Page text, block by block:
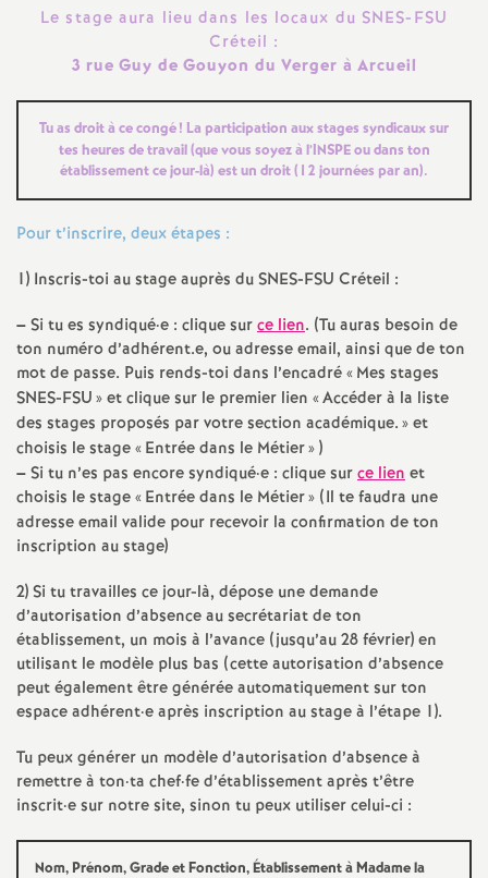
e
n
t
s
e
S
e
c
o
n
d
d
e
g
r
Le stage aura lieu dans les locaux du SNES-FSU
Créteil :
3 rue Guy de Gouyon du Verger à Arcueil
Tu as droit à ce congé! La participation aux stages syndicaux sur
tes heures de travail (que vous soyez à l’INSPEou dans ton
établissement ce jour-là) est un droit (12 journées par an).
Pour t’inscrire, deux étapes :
1) Inscris-toi au stage auprès duSNES-FSU Créteil :
–Si tu es syndiqué·e : clique surce lien. (Tu auras besoin de
ton numéro d’adhérent.e, ou adresse email, ainsi que de ton
mot de passe. Puis rends-toi dans l’encadré «Mes stages
SNES-FSU» et clique sur le premier lien «Accéder à la liste
des stages proposés par votre section académique.» et
choisis le stage «Entrée dans le Métier» )
–Si tu n’es pas encore syndiqué·e : clique surce lienet
choisis le stage «Entrée dans le Métier» (Il te faudra une
adresse email valide pour recevoir la confirmation de ton
inscription au stage)
2) Si tu travailles ce jour-là, dépose une demande
d’autorisation d’absence au secrétariat de ton
établissement, un mois à l’avance (jusqu’au 28 février) en
utilisant le modèle plus bas (cette autorisation d’absence
peut également être générée automatiquement sur ton
espace adhérent·e après inscription au stage à l’étape 1).
Tu peux générer un modèle d’autorisation d’absence à
remettre à ton·ta chef·fe d’établissement après t’être
inscrit·e sur notre site, sinon tu peux utiliser celui-ci :
Nom, Prénom, Grade et Fonction, Établissement à Madame la